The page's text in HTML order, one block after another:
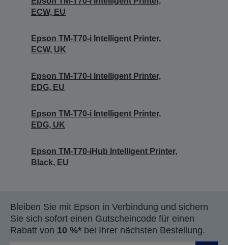
ECW, EU
Epson TM-T70-i Intelligent Printer,
ECW, UK
Epson TM-T70-i Intelligent Printer,
EDG, EU
Epson TM-T70-i Intelligent Printer,
EDG, UK
Epson TM-T70-iHub Intelligent Printer,
Black, EU
Bleiben Sie mit Epson in Verbindung und sichern
Sie sich sofort einen Gutscheincode für einen
Rabatt von 10 %* bei Ihrer nächsten Bestellung.